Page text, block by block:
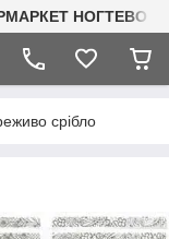
срібло